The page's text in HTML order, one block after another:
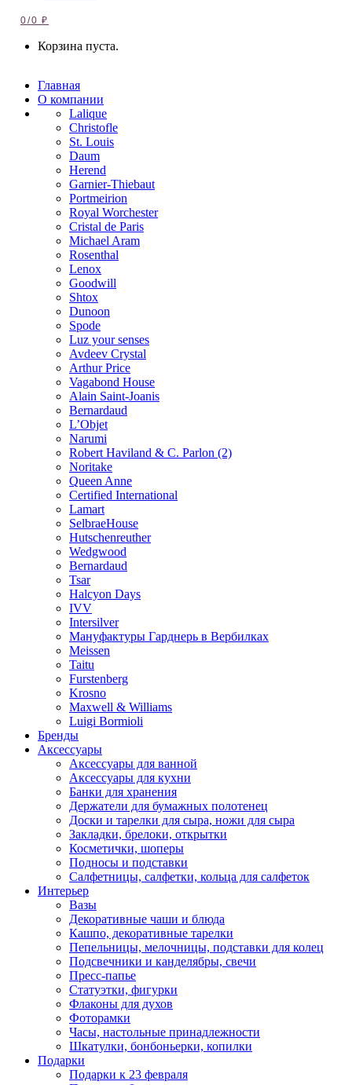
0/0₽
Корзина пуста.
Главная
О компании
Lalique
Christofle
St. Louis
Daum
Herend
Garnier-Thiebaut
Portmeirion
Royal Worchester
Cristal de Paris
Michael Aram
Rosenthal
Lenox
Goodwill
Shtox
Dunoon
Spode
Luz your senses
Avdeev Crystal
Arthur Price
Vagabond House
Alain Saint-Joanis
Bernardaud
L’Objet
Narumi
Robert Haviland & C. Parlon (2)
Noritakе
Queen Anne
Certified International
Lamart
SelbraeHouse
Hutschenreuther
Wedgwood
Bernardaud
Tsar
Halcyon Days
IVV
Intersilver
Мануфактуры Гарднерь в Вербилках
Meissen
Taitu
Furstenberg
Krosno
Maxwell & Williams
Luigi Bormioli
Бренды
Аксессуары
Аксессуары для ванной
Аксессуары для кухни
Банки для хранения
Держатели для бумажных полотенец
Доски и тарелки для сыра, ножи для сыра
Закладки, брелоки, открытки
Косметички, шоперы
Подносы и подставки
Салфетницы, салфетки, кольца для салфеток
Интерьер
Вазы
Декоративные чаши и блюда
Кашпо, декоративные тарелки
Пепельницы, мелочницы, подставки для колец
Подсвечники и канделябры, свечи
Пресс-папье
Статуэтки, фигурки
Флаконы для духов
Фоторамки
Часы, настольные принадлежности
Шкатулки, бонбоньерки, копилки
Подарки
Подарки к 23 февраля